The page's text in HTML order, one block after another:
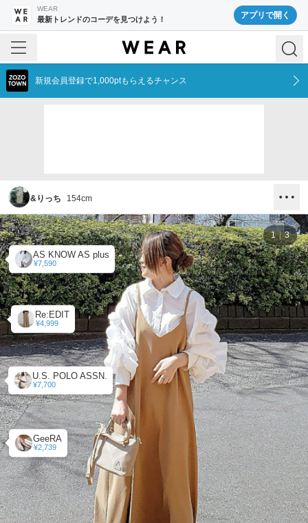
WEAR
最新トレンドのコーデを見つけよう！ アプリで開く
新規会員登録で1,000ptもらえるチャンス
&りっち 154cm
AS KNOW AS plus
¥7,590
Re:EDIT
¥4,999
U.S. POLO ASSN.
¥7,700
GeeRA
¥2,739
1 3